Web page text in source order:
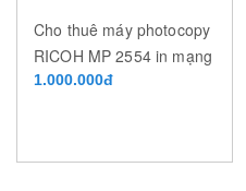
Cho thuê máy photocopy
RICOH MP 2554 in mạng
tốc độ 25 trang/phút
1.000.000đ